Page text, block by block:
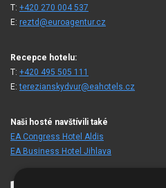
T: +420 270 004 537
E: reztd@euroagentur.cz
Recepce hotelu:
T: +420 495 505 111
E:terezianskydvur@eahotels.cz
Naši hosté navštívili také
EA Congress Hotel Aldis
EA Business Hotel Jihlava